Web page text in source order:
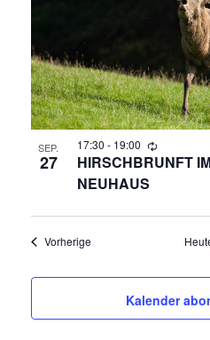
SEP.
27
17:30 - 19:00
HIRSCHBRUNFT
NEUHAUS
VorherigeVeranstaltungen
Kalender